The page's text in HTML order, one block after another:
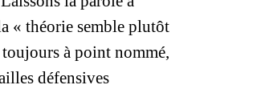
« théorie semble plutôt
à point nommé,
défensives